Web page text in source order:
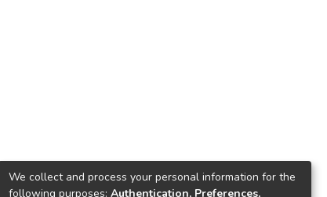
We collect and process your personal information for the
following purposes: Authentication, Preferences,